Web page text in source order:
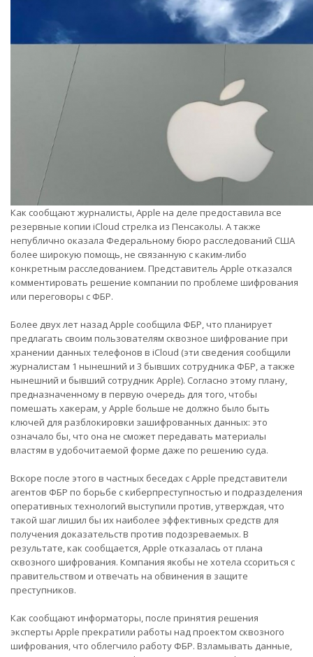
Как сообщают журналисты, Apple на деле предоставила все
резервные копии iCloud стрелка из Пенсаколы. А также
непублично оказала Федеральному бюро расследований США
более широкую помощь, не связанную с каким-либо
конкретным расследованием. Представитель Apple отказался
комментировать решение компании по проблеме шифрования
или переговоры с ФБР.
Более двух лет назад Apple сообщила ФБР, что планирует
предлагать своим пользователям сквозное шифрование при
хранении данных телефонов в iCloud (эти сведения сообщили
журналистам 1 нынешний и 3 бывших сотрудника ФБР, а также
нынешний и бывший сотрудник Apple). Согласно этому плану,
предназначенному в первую очередь для того, чтобы
помешать хакерам, у Apple больше не должно было быть
ключей для разблокировки зашифрованных данных: это
означало бы, что она не сможет передавать материалы
властям в удобочитаемой форме даже по решению суда.
Вскоре после этого в частных беседах с Apple представители
агентов ФБР по борьбе с киберпреступностью и подразделения
оперативных технологий выступили против, утверждая, что
такой шаг лишил бы их наиболее эффективных средств для
получения доказательств против подозреваемых. В
результате, как сообщается, Apple отказалась от плана
сквозного шифрования. Компания якобы не хотела ссориться с
правительством и отвечать на обвинения в защите
преступников.
Как сообщают информаторы, после принятия решения
эксперты Apple прекратили работы над проектом сквозного
шифрования, что облегчило работу ФБР. Взламывать данные,